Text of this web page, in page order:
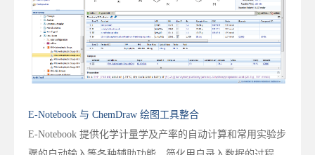
E-Notebook 与 ChemDraw 绘图工具整合
E-Notebook 提供化学计量学及产率的自动计算和常用实验步